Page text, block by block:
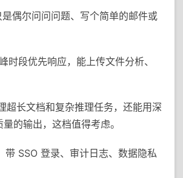
偶尔问问问题、写个简单的邮件或
段优先响应，能上传文件分析、
长文档和复杂推理任务，还能用深
的输出，这档值得考虑。
SSO 登录、审计日志、数据隐私